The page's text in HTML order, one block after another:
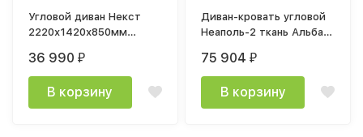
Угловой диван Некст
2220х1420х850мм
горчица
36 990₽
В корзину
Диван-кровать угловой
Неаполь-2 ткань Альба
Левый
75 904₽
В корзину